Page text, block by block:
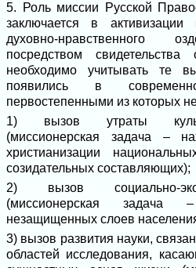
5. Роль миссии Русской
заключается в
духовно-нравственного
посредством
необходимо учитывать те
появились в
первостепенными из которых
1) вызов утраты
(миссионерская задача –
христианизации
созидательных составляющих);
2) вызов социально-
(миссионерская задача
незащищенных слоев
3) вызов развития науки,
областей исследования,